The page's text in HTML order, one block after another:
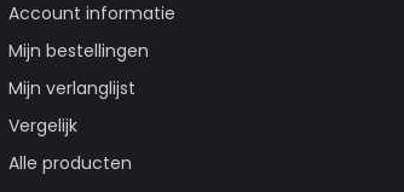
Account informatie
Mijn bestellingen
Mijn verlanglijst
Vergelijk
Alle producten